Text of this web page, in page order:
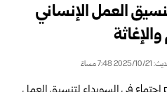
العمل الإنساني
21 7:48 مساءً